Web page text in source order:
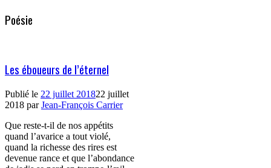
Poésie
Les éboueurs de l’éternel
Publié le 22 juillet 201822 juillet
2018 parJean-François Carrier
Que reste-t-il de nos appétits
quand l’avarice a tout violé,
quand la richesse des rires est
devenue rance et que l’abondance